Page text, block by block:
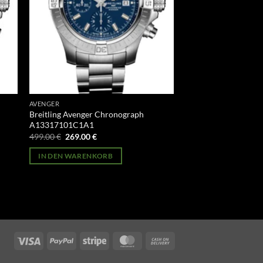
AVENGER
Breitling Avenger Chronograph
A13317101C1A1
499.00€ Ursprünglicher
war:
499.00 €
269.00€Aktueller
ist:
269.00 €.
IN DEN WARENKORB
Visa PayPal Stripe MasterCard